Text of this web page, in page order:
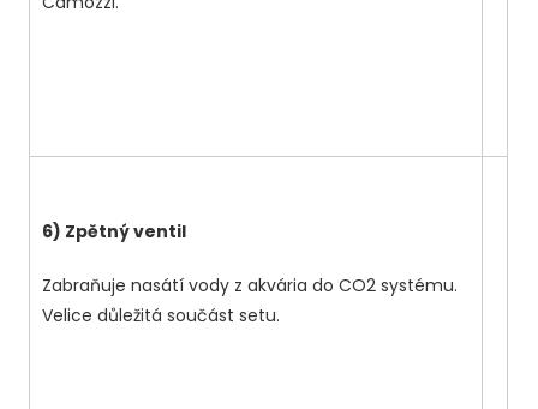
6) Zpětný ventil
Zabraňuje nasátí vody z akvária do CO2 systému.
Velice důležitá součást setu.